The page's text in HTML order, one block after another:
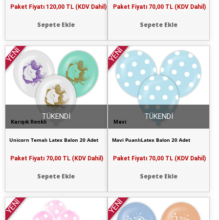
Paket Fiyatı 120,00 TL (KDV Dahil)
Sepete Ekle
Paket Fiyatı 70,00 TL (KDV Dahil)
Sepete Ekle
Karışık Renkli
YENİ
Unicorn Temalı Latex Balon 20 Adet
Paket Fiyatı 70,00 TL (KDV Dahil)
Sepete Ekle
TÜKENDİ
Mavi
YENİ
Mavi PuanlıLatex Balon 20 Adet
Paket Fiyatı 70,00 TL (KDV Dahil)
Sepete Ekle
TÜKENDİ
YENİ YENİ